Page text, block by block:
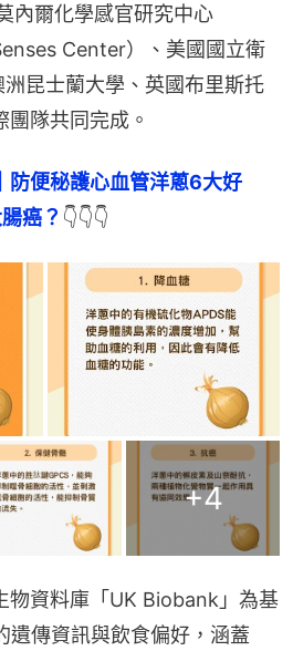
內爾化學感官研究中心
Center）、美國國立衛
昆士蘭大學、英國布里斯托
隊共同完成。
防便秘護心血管洋蔥6大好
癌？ 👇👇👇
+4
物資料庫「UK Biobank」為基
遺傳資訊與飲食偏好，涵蓋